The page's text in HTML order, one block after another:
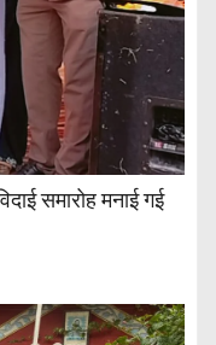
समारोह मनाई गई